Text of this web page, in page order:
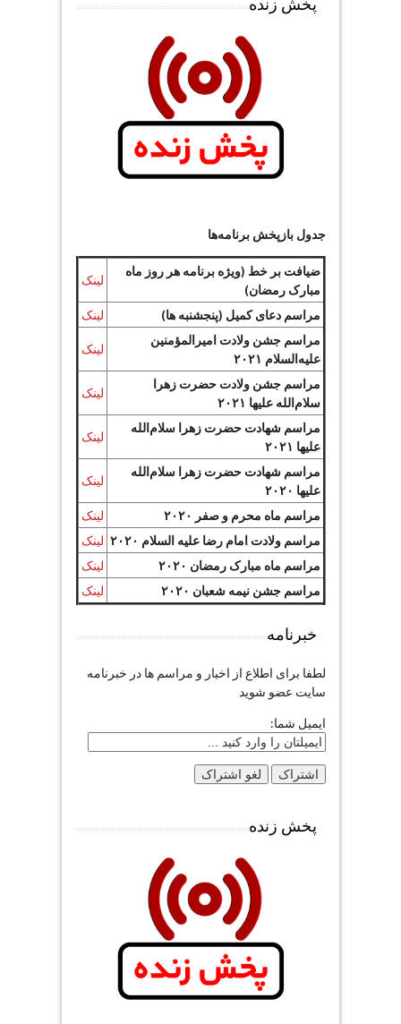
پخش زنده
جدول بازپخش برنامه‌ها
ضیافت بر خط (ویژه برنامه هر روز ماه
مبارک رمضان)
لینک
مراسم دعای کمیل (پنجشنبه ها)
لینک
مراسم جشن ولادت امیرالمؤمنین
علیه‌السلام ۲۰۲۱
لینک
مراسم جشن ولادت حضرت زهرا
سلام‌الله علیها ۲۰۲۱
لینک
مراسم شهادت حضرت زهرا سلام‌الله
علیها ۲۰۲۱
لینک
مراسم شهادت حضرت زهرا سلام‌الله
علیها ۲۰۲۰
لینک
مراسم ماه محرم و صفر ۲۰۲۰
لینک
مراسم ولادت امام رضا علیه السلام ۲۰۲۰
لینک
مراسم ماه مبارک رمضان ۲۰۲۰
لینک
مراسم جشن نیمه شعبان ۲۰۲۰
لینک
خبرنامه
لطفا برای اطلاع از اخبار و مراسم ها در خبرنامه
سایت عضو شوید
ایمیل شما:
پخش زنده